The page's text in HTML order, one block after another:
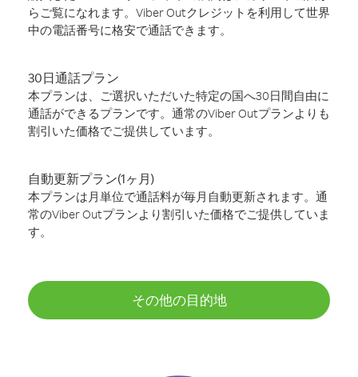
らご覧になれます。Viber Outクレジットを利用して世界
中の電話番号に格安で通話できます。
30日通話プラン
本プランは、ご選択いただいた特定の国へ30日間自由に
通話ができるプランです。通常のViber Outプランよりも
割引いた価格でご提供しています。
自動更新プラン(1ヶ月)
本プランは月単位で通話料が毎月自動更新されます。通
常のViber Outプランより割引いた価格でご提供していま
す。
その他の目的地